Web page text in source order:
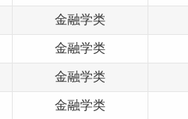
金融学类
金融学类
金融学类
金融学类